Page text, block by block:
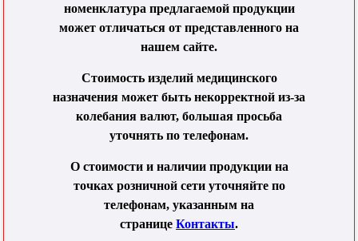
номенклатура предлагаемой продукции
может отличаться от представленного на
нашем сайте.
Стоимость изделий медицинского
назначения может быть некорректной из-за
колебания валют, большая просьба
уточнять по телефонам.
О стоимости и наличии продукции на
точках розничной сети уточняйте по
телефонам, указанным на
странице Контакты.